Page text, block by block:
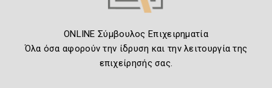
ONLINE Σύμβουλος Επιχειρηματία
Όλα όσα αφορούν την ίδρυση και την λειτουργία της
επιχείρησής σας.